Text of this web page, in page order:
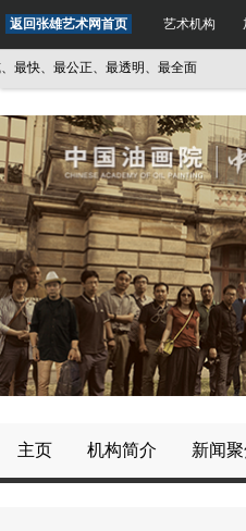
返回张雄艺术网首页 艺术机构
快、最公正、最透明、最全面
主页 机构简介 新闻